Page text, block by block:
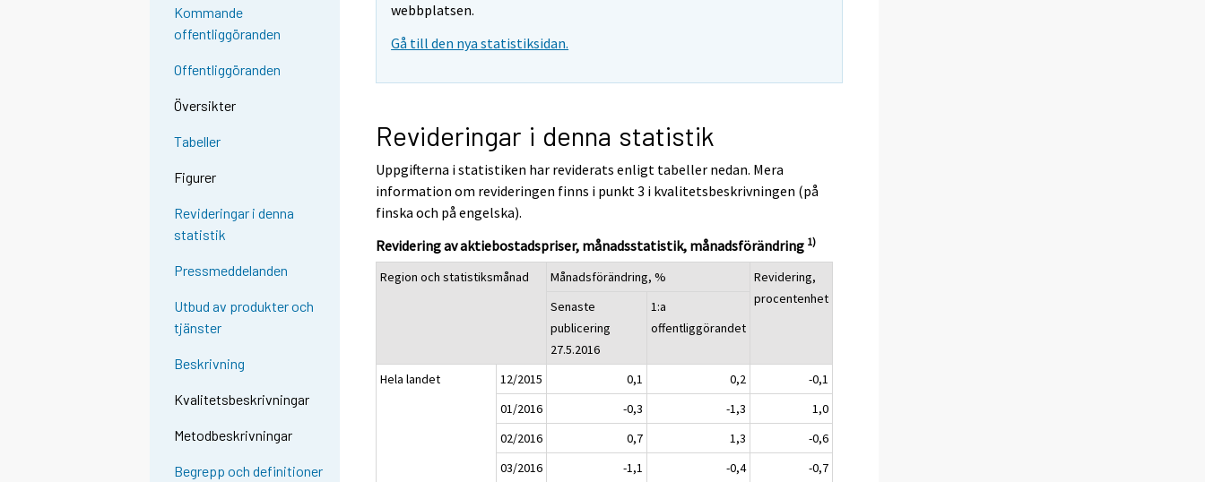
Kommande
offentliggöranden
Offentliggöranden
Översikter
Tabeller
Figurer
Revideringar i denna
statistik
Pressmeddelanden
Utbud av produkter och
tjänster
Beskrivning
Kvalitetsbeskrivningar
Metodbeskrivningar
Begrepp och definitioner
webbplatsen.
Gå till den nya statistiksidan.
Revideringar i denna statistik
Uppgifterna i statistiken har reviderats enligt tabeller nedan. Mera
information om revideringen finns i punkt 3 i kvalitetsbeskrivningen (på
finska och på engelska).
Revidering av aktiebostadspriser, månadsstatistik, månadsförändring 1)
Region och statistiksmånad Månadsförändring, %
Revidering,
procentenhet
Senaste
publicering
27.5.2016
1:a
offentliggörandet
Hela landet 12/2015 0,1 0,2
-0,1
01/2016
-0,3 -1,3
1,0
02/2016
0,7 1,3
-0,6
03/2016
-1,1 -0,4
-0,7